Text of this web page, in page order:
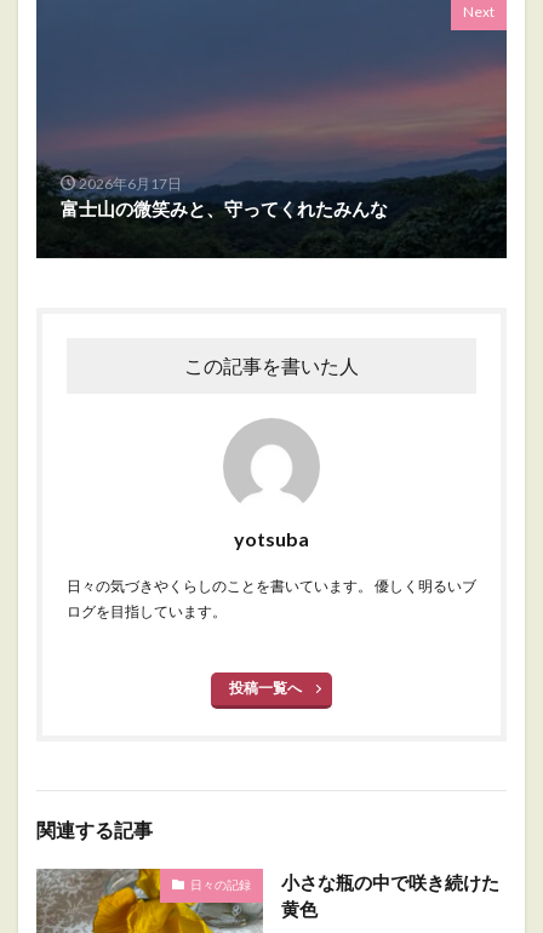
Next
2026年6月17日
富士山の微笑みと、守ってくれたみんな
この記事を書いた人
yotsuba
日々の気づきやくらしのことを書いています。 優しく明るいブ
ログを目指しています。
投稿一覧へ
関連する記事
日々の記録
小さな瓶の中で咲き続けた
黄色